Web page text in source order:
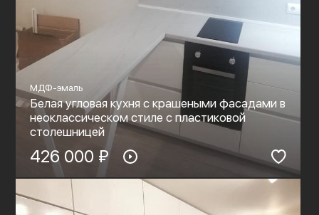
МДФ-эмаль
Белая угловая кухня с крашеными фасадами в
неоклассическом стиле с пластиковой
столешницей
426 000 ₽